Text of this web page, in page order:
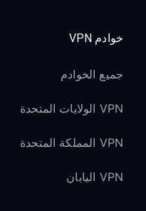
خوادم VPN
جميع الخوادم
VPN الولايات المتحدة
VPN المملكة المتحدة
VPN اليابان